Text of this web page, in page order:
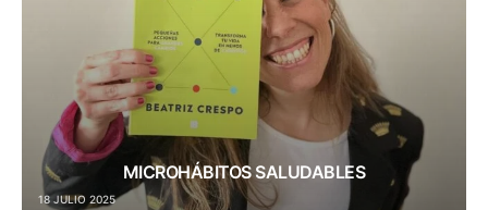
MICROHÁBITOS SALUDABLES
18 JULIO 2025